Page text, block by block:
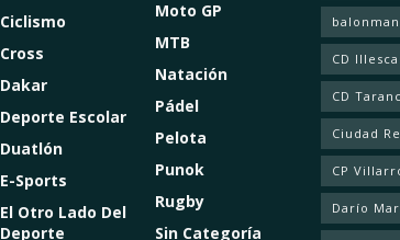
Ciclismo
Cross
Dakar
Deporte Escolar
Duatlón
E-Sports
El Otro Lado Del
Deporte
Moto GP
MTB
Natación
Pádel
Pelota
Punok
Rugby
Sin Categoría
CD
CD
Ciudad
CP
Darío